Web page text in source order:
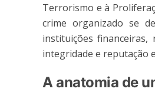
Terrorismo e à
crime organizado se
instituições
integridade e reputação
A anatomia de